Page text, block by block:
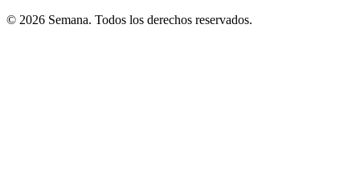
© 2026 Semana. Todos los derechos reservados.